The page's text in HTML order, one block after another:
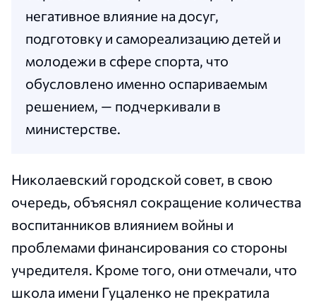
негативное влияние на досуг,
подготовку и самореализацию детей и
молодежи в сфере спорта, что
обусловлено именно оспариваемым
решением, — подчеркивали в
министерстве.
Николаевский городской совет, в свою
очередь, объяснял сокращение количества
воспитанников влиянием войны и
проблемами финансирования со стороны
учредителя. Кроме того, они отмечали, что
школа имени Гуцаленко не прекратила